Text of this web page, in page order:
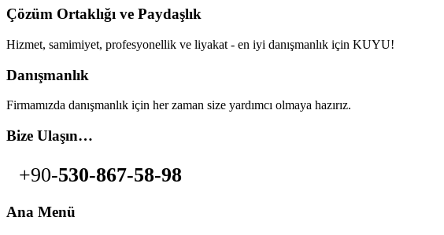
Çözüm Ortaklığı ve Paydaşlık
Hizmet, samimiyet, profesyonellik ve liyakat - en iyi danışmanlık için KUYU!
Danışmanlık
Firmamızda danışmanlık için her zaman size yardımcı olmaya hazırız.
Bize Ulaşın…
+90-530-867-58-98
Ana Menü